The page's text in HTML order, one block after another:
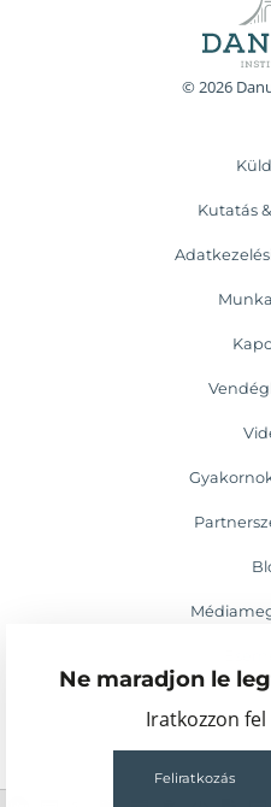
Ne maradjon le
Iratkozzon
Feliratkozás
© 2026
Kutatás